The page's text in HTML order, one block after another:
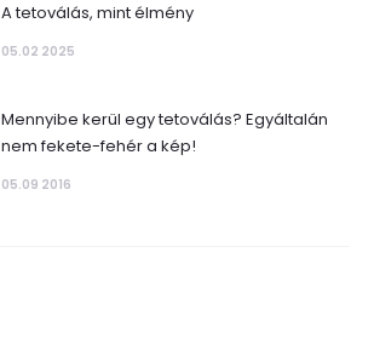
A tetoválás, mint élmény
05.02 2025
Mennyibe kerül egy tetoválás? Egyáltalán
nem fekete-fehér a kép!
05.09 2016